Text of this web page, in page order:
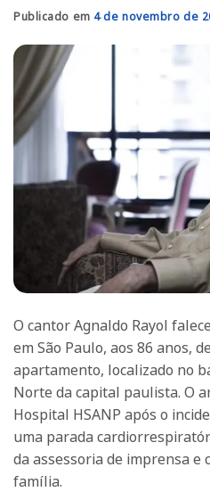
Publicado em 4 de novembro de
O cantor Agnaldo Rayol
em São Paulo, aos 86 anos,
apartamento, localizado no
Norte da capital paulista. O
Hospital HSANP após o
uma parada
da assessoria de imprensa e
família.